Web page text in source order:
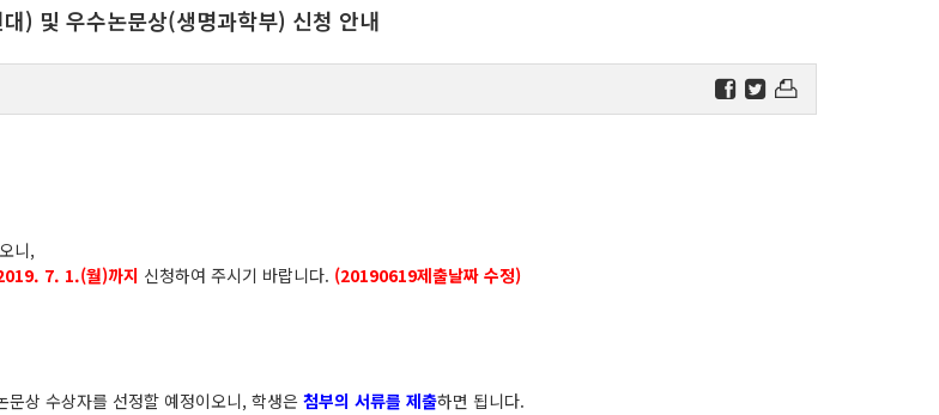
) 및 우수논문상(생명과학부) 신청 안내
니,
7. 1.(월)까지 신청하여 주시기 바랍니다. (20190619제출날짜 수정)
상 수상자를 선정할 예정이오니, 학생은 첨부의 서류를 제출하면 됩니다.